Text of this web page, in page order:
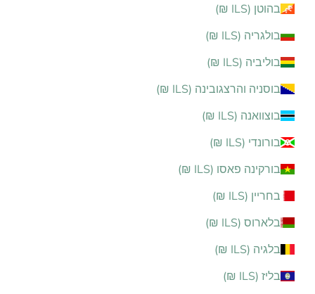
בהוטן (ILS ₪)
בולגריה (ILS ₪)
בוליביה (ILS ₪)
בוסניה והרצגובינה (ILS ₪)
בוצוואנה (ILS ₪)
בורונדי (ILS ₪)
בורקינה פאסו (ILS ₪)
בחריין (ILS ₪)
בלארוס (ILS ₪)
בלגיה (ILS ₪)
בליז (ILS ₪)